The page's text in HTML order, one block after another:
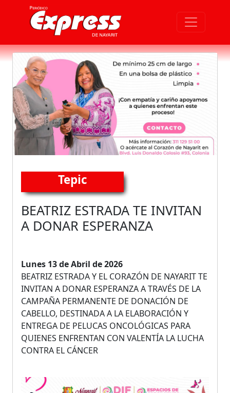
Tepic
BEATRIZ ESTRADA TE INVITAN
A DONAR ESPERANZA
Lunes 13 de Abril de 2026
BEATRIZ ESTRADA Y EL CORAZÓN DE NAYARIT TE
INVITAN A DONAR ESPERANZA A TRAVÉS DE LA
CAMPAÑA PERMANENTE DE DONACIÓN DE
CABELLO, DESTINADA A LA ELABORACIÓN Y
ENTREGA DE PELUCAS ONCOLÓGICAS PARA
QUIENES ENFRENTAN CON VALENTÍA LA LUCHA
CONTRA EL CÁNCER